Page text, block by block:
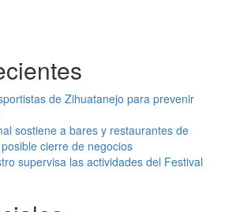
de Zihuatanejo para prevenir
sostiene a bares y restaurantes de
cierre de negocios
supervisa las actividades del Festival